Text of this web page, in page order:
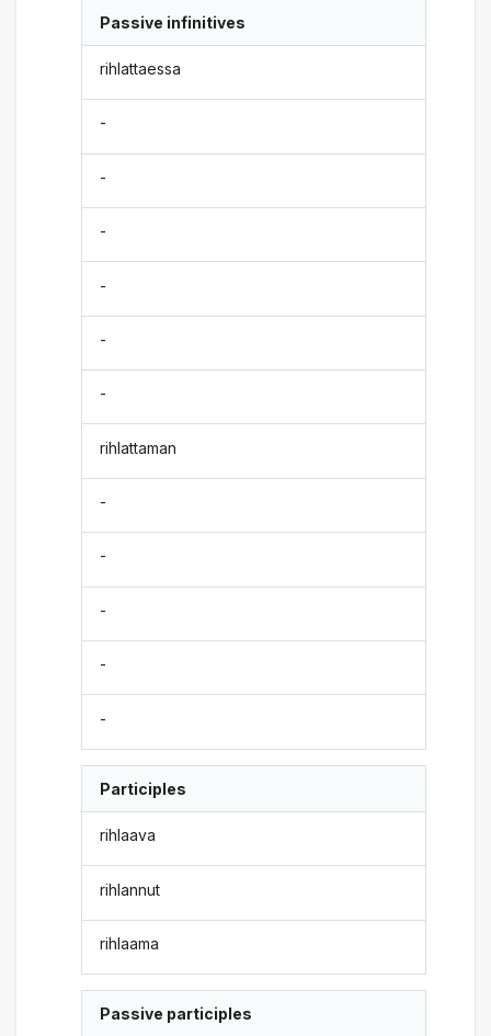
Passive infinitives
rihlattaessa
-
-
-
-
-
-
rihlattaman
-
-
-
-
-
Participles
rihlaava
rihlannut
rihlaama
Passive participles